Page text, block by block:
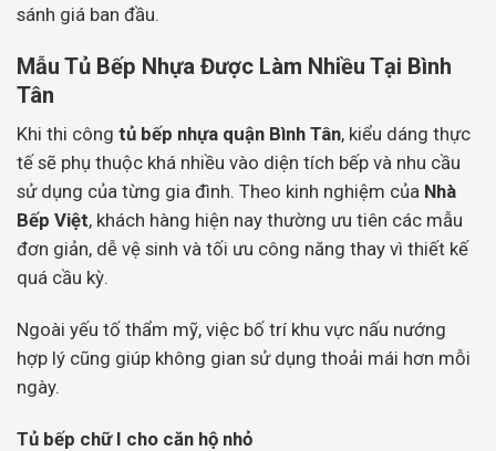
sánh giá ban đầu.
Mẫu Tủ Bếp Nhựa Được Làm Nhiều Tại Bình
Tân
Khi thi công tủ bếp nhựa quận Bình Tân, kiểu dáng thực
tế sẽ phụ thuộc khá nhiều vào diện tích bếp và nhu cầu
sử dụng của từng gia đình. Theo kinh nghiệm của Nhà
Bếp Việt, khách hàng hiện nay thường ưu tiên các mẫu
đơn giản, dễ vệ sinh và tối ưu công năng thay vì thiết kế
quá cầu kỳ.
Ngoài yếu tố thẩm mỹ, việc bố trí khu vực nấu nướng
hợp lý cũng giúp không gian sử dụng thoải mái hơn mỗi
ngày.
Tủ bếp chữ I cho căn hộ nhỏ